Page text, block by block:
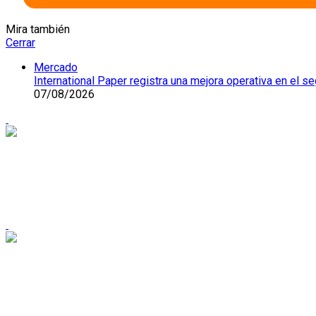
Mira también
Cerrar
Mercado
International Paper registra una mejora operativa en el
07/08/2026